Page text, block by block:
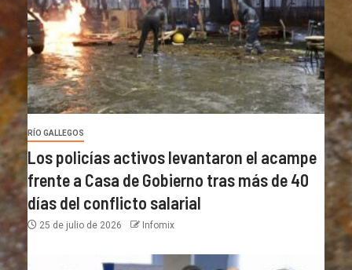
RÍO GALLEGOS
Los policías activos levantaron el acampe
frente a Casa de Gobierno tras más de 40
días del conflicto salarial
25 de julio de 2026 Infomix